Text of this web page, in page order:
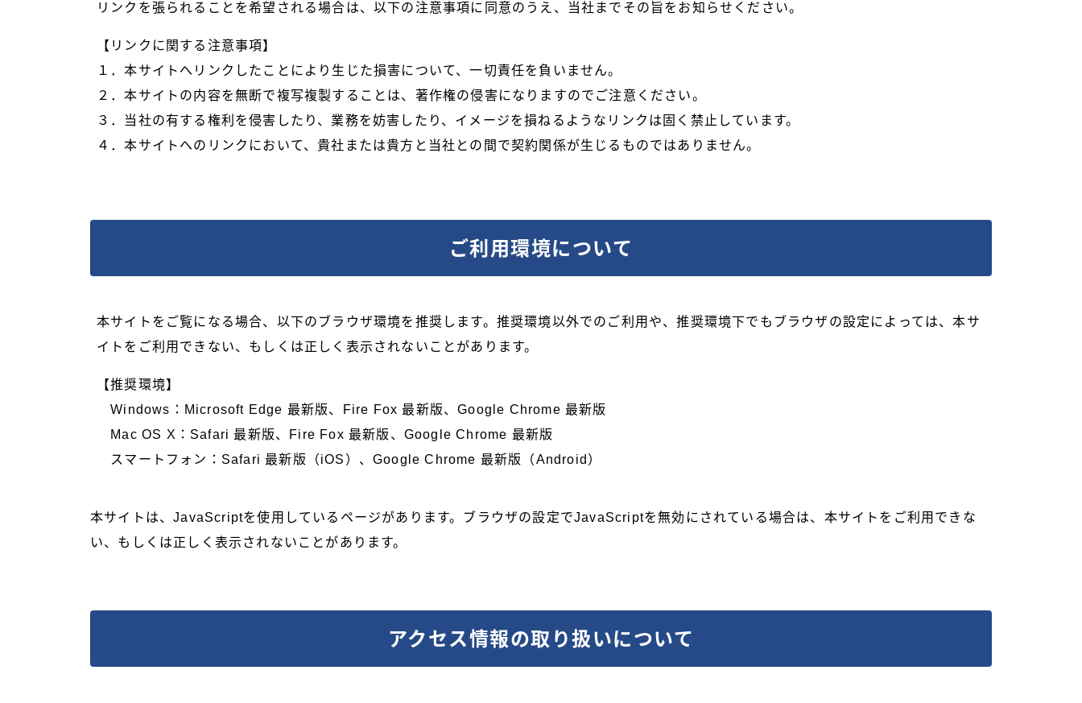
リンクを張られることを希望される場合は、以下の注意事項に同意のうえ、当社までその旨をお知らせください。
【リンクに関する注意事項】
１．本サイトへリンクしたことにより生じた損害について、一切責任を負いません。
２．本サイトの内容を無断で複写複製することは、著作権の侵害になりますのでご注意ください。
３．当社の有する権利を侵害したり、業務を妨害したり、イメージを損ねるようなリンクは固く禁止しています。
４．本サイトへのリンクにおいて、貴社または貴方と当社との間で契約関係が生じるものではありません。
ご利用環境について
本サイトをご覧になる場合、以下のブラウザ環境を推奨します。推奨環境以外でのご利用や、推奨環境下でもブラウザの設定によっては、本サ
イトをご利用できない、もしくは正しく表示されないことがあります。
【推奨環境】
Windows：Microsoft Edge 最新版、Fire Fox 最新版、Google Chrome 最新版
Mac OS X：Safari 最新版、Fire Fox 最新版、Google Chrome 最新版
スマートフォン：Safari 最新版（iOS）、Google Chrome 最新版（Android）
本サイトは、JavaScriptを使用しているページがあります。ブラウザの設定でJavaScriptを無効にされている場合は、本サイトをご利用できな
い、もしくは正しく表示されないことがあります。
アクセス情報の取り扱いについて